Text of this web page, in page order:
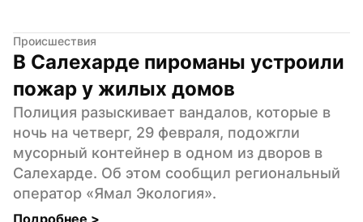
Происшествия
В Салехарде пироманы устроили
пожар у жилых домов
Полиция разыскивает вандалов, которые в
ночь на четверг, 29 февраля, подожгли
мусорный контейнер в одном из дворов в
Салехарде. Об этом сообщил региональный
оператор «Ямал Экология».
Подробнее >